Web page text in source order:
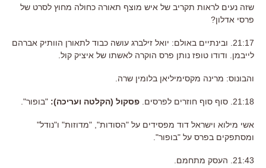
שזה נעים לראות תקריב של איש מוצף תאורה כחולה מחוץ לסרט של
פרסי אדלון?
21:17. ובינתיים באולם: יואל זילברג עושה כבוד לתאורן הוותיק אברהם
לייבמן. ודודו טופז נותן פרס הוקרה לאשתו של איציק קול.
והבונוס: מרינה מקסימיליאן בלומין שרה.
21:18. סוף סוף חוזרים לפרסים. פסקול (הקלטה ועריכה): "בופור".
אשי מילוא וישראל דוד מפסידים על "הסודות", "מדוזות" ו"נודל"
ומסתפקים בפרס על "בופור".
21:43. העסק מתחמם.